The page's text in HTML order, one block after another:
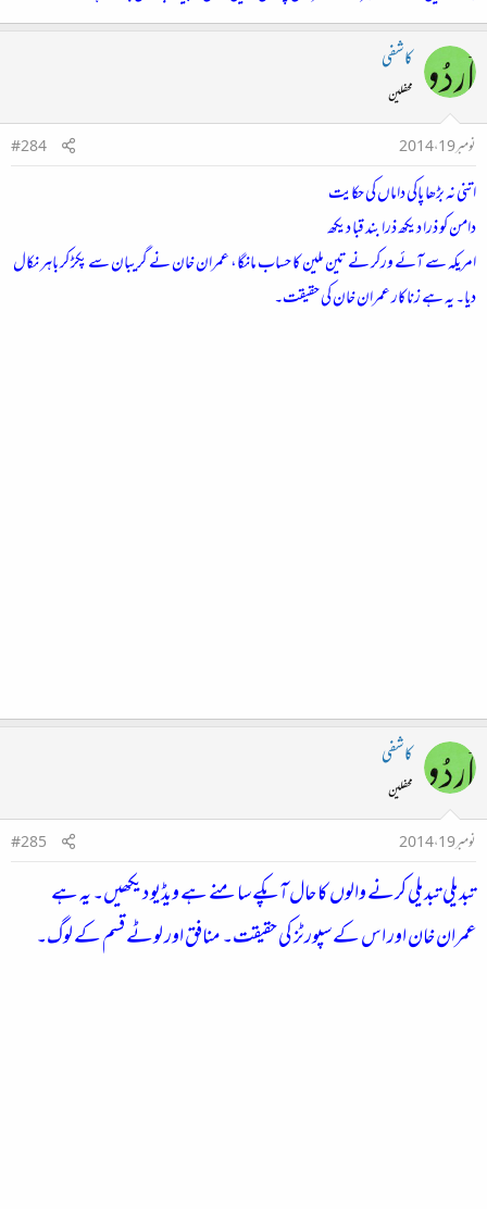
کاشفی
محفلین
نومبر 19، 2014
#284
اتنی نہ بڑھا پاکی داماں کی حکایت
دامن کو ذرا دیکھ ذرا بند قبا دیکھ
امریکہ سے آئے ورکر نے تین ملین کا حساب مانگا، عمران خان نے گریبان سے پکڑ کر باہر نکال
دیا۔ یہ ہے زناکار عمران خان کی حقیقت۔
کاشفی
محفلین
نومبر 19، 2014
#285
تبدیلی تبدیلی کرنے والوں کا حال آپکے سامنے ہے ویڈیو دیکھیں۔ یہ ہے
عمران خان اور اس کے سپورٹز کی حقیقت۔ منافق اور لوٹے قسم کے لوگ۔